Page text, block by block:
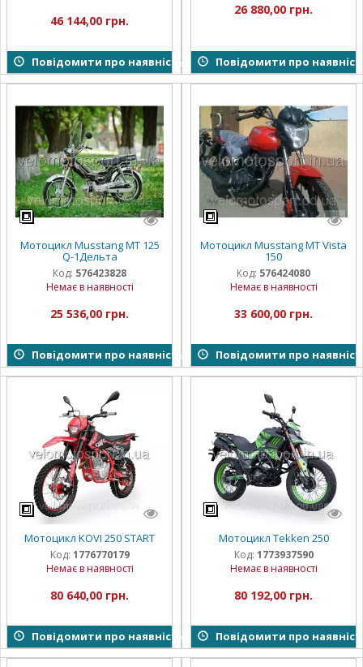
46 144,00 грн.
Повідомити про наявність
26 880,00 грн.
Повідомити про
Мотоцикл Musstang MT 125
Q-1Дельта
Код: 576423828
Немає в наявності
25 536,00 грн.
Повідомити про наявність
Мотоцикл Musstang MT Vista
150
Код: 576424080
Немає в наявності
33 600,00 грн.
Повідомити про
Мотоцикл KOVI 250 START
Код: 1776770179
Немає в наявності
80 640,00 грн.
Повідомити про наявність
Мотоцикл Tekken 250
Код: 1773937590
Немає в наявності
80 192,00 грн.
Повідомити про